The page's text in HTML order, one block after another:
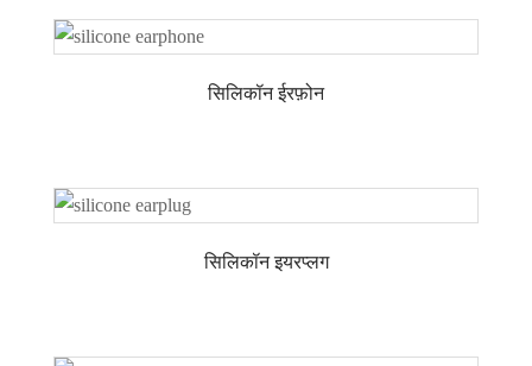
सिलिकॉन ईरफ़ोन
सिलिकॉन इयरप्लग